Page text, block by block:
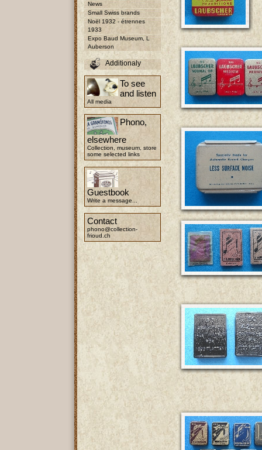
News
Small Swiss brands
Noël 1932 - étrennes
1933
Expo Baud Museum, L
Auberson
Additionaly
To see
and listen
All media
Phono,
elsewhere
Collection, museum, store
some selected links
Guestbook
Write a message...
Contact
phono@collection-
frioud.ch